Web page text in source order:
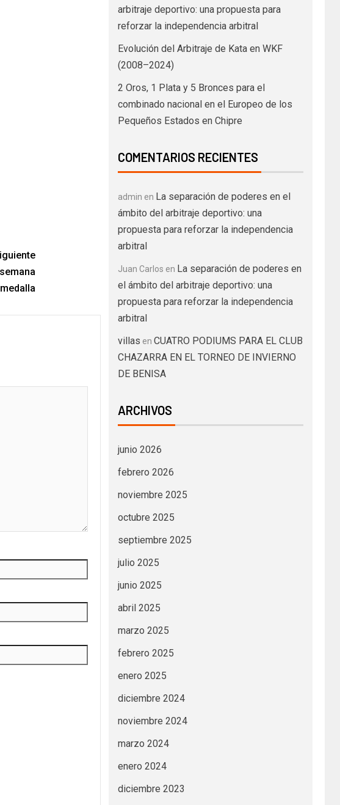
arbitraje deportivo: una propuesta para
reforzar la independencia arbitral
Evolución del Arbitraje de Kata en WKF
(2008–2024)
2 Oros, 1 Plata y 5 Bronces para el
combinado nacional en el Europeo de los
Pequeños Estados en Chipre
COMENTARIOS RECIENTES
admin en La separación de poderes en el
ámbito del arbitraje deportivo: una
propuesta para reforzar la independencia
arbitral
Juan Carlos en La separación de poderes en
el ámbito del arbitraje deportivo: una
propuesta para reforzar la independencia
arbitral
villas en CUATRO PODIUMS PARA EL CLUB
CHAZARRA EN EL TORNEO DE INVIERNO
DE BENISA
ARCHIVOS
junio 2026
febrero 2026
noviembre 2025
octubre 2025
septiembre 2025
julio 2025
junio 2025
abril 2025
marzo 2025
febrero 2025
enero 2025
diciembre 2024
noviembre 2024
marzo 2024
enero 2024
diciembre 2023